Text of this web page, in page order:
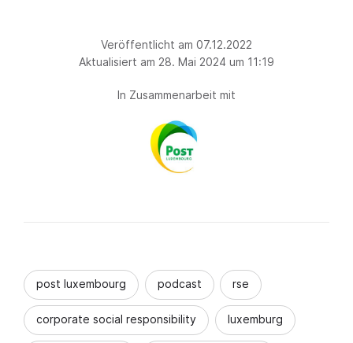
Veröffentlicht am 07.12.2022
Aktualisiert am 28. Mai 2024 um 11:19
In Zusammenarbeit mit
post luxembourg podcast rse
corporate social responsibility luxemburg